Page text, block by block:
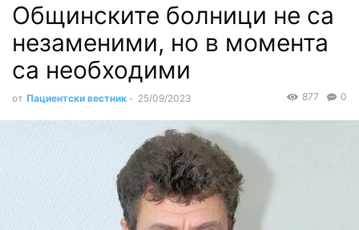
Общинските болници не са
незаменими, но в момента
са необходими
от Пациентски вестник - 25/09/2023 0
877